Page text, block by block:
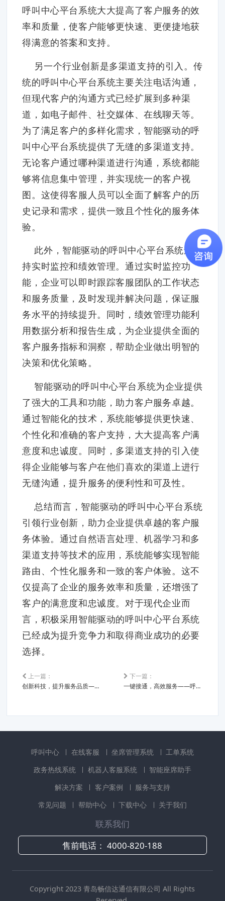
呼叫中心平台系统大大提高了客户服务的效
率和质量，使客户能够更快速、更便捷地获
得满意的答案和支持。
另一个行业创新是多渠道支持的引入。传
统的呼叫中心平台系统主要关注电话沟通，
但现代客户的沟通方式已经扩展到多种渠
道，如电子邮件、社交媒体、在线聊天等。
为了满足客户的多样化需求，智能驱动的呼
叫中心平台系统提供了无缝的多渠道支持。
无论客户通过哪种渠道进行沟通，系统都能
够将信息集中管理，并实现统一的客户视
图。这使得客服人员可以全面了解客户的历
史记录和需求，提供一致且个性化的服务体
验。
此外，智能驱动的呼叫中心平台系统还支
持实时监控和绩效管理。通过实时监控功
能，企业可以即时跟踪客服团队的工作状态
和服务质量，及时发现并解决问题，保证服
务水平的持续提升。同时，绩效管理功能利
用数据分析和报告生成，为企业提供全面的
客户服务指标和洞察，帮助企业做出明智的
决策和优化策略。
智能驱动的呼叫中心平台系统为企业提供
了强大的工具和功能，助力客户服务卓越。
通过智能化的技术，系统能够提供更快速、
个性化和准确的客户支持，大大提高客户满
意度和忠诚度。同时，多渠道支持的引入使
得企业能够与客户在他们喜欢的渠道上进行
无缝沟通，提升服务的便利性和可及性。
总结而言，智能驱动的呼叫中心平台系统
引领行业创新，助力企业提供卓越的客户服
务体验。通过自然语言处理、机器学习和多
渠道支持等技术的应用，系统能够实现智能
路由、个性化服务和一致的客户体验。这不
仅提高了企业的服务效率和质量，还增强了
客户的满意度和忠诚度。对于现代企业而
言，积极采用智能驱动的呼叫中心平台系统
已经成为提升竞争力和取得商业成功的必要
选择。
上一篇：
创新科技，提升服务品质——呼叫中心平台为您赋能
下一篇：
一键接通，高效服务——呼叫中心平台系统打造无缝沟通体验
呼叫中心 在线客服 坐席管理系统
工单系统
政务热线系统
机器人客服系统
智能座席助手
解决方案
客户案例
服务与支持
常见问题
帮助中心 下载中心 关于我们
联系我们
售前电话：4000-820-188
Copyright 2023 青岛畅信达通信有限公司 All Rights